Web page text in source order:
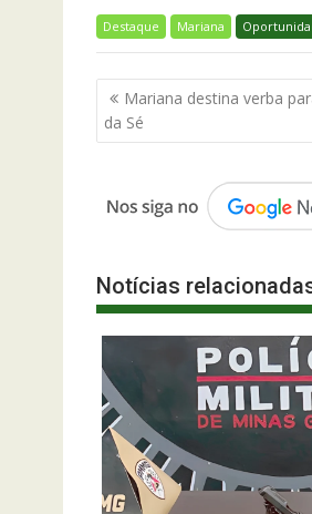
Destaque Mariana
Navegação
de
Post
Mariana destina verba
da Sé
Notícias